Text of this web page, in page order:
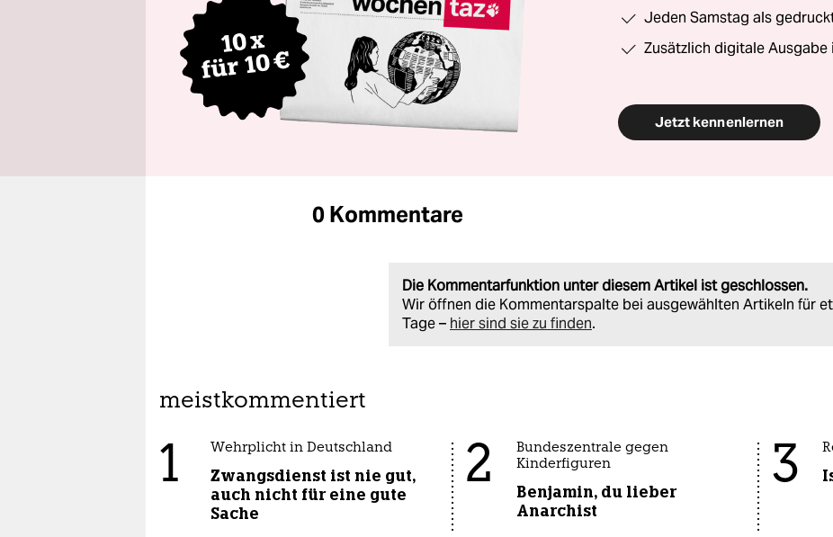
Jeden Samstag als
Zusätzlich digitale Ausgabe
Jetzt kennenlernen
0 Kommentare
Die Kommentarfunktion unter diesem Artikel ist geschlossen.
Wir öffnen die Kommentarspalte bei ausgewählten Artikeln für
Tage – hier sind sie zu finden.
meistkommentiert
1 Wehrplicht in Deutschland
Zwangsdienst ist nie gut,
auch nicht für eine gute
Sache
2
Bundeszentrale gegen
Kinderfiguren
Benjamin, du lieber
Anarchist
3